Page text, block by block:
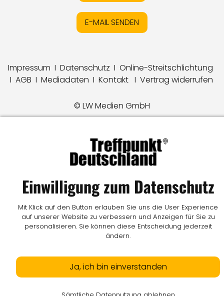
E-MAIL SENDEN
Impressum I Datenschutz I Online-Streitschlichtung
I AGB I Mediadaten I Kontakt I Vertrag widerrufen
© LW Medien GmbH
Einwilligung zum Datenschutz
Mit Klick auf den Button erlauben Sie uns die User Experience
auf unserer Website zu verbessern und Anzeigen für Sie zu
personalisieren. Sie können diese Entscheidung jederzeit
ändern.
Ja, ich bin einverstanden